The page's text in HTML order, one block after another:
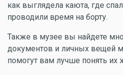
как выглядела каюта, где
проводили время на борту.
Также в музее вы найдете
документов и личных вещей
помогут вам лучше понять их